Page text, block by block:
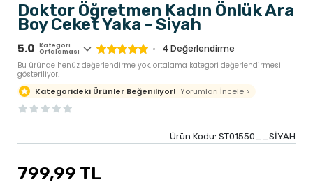
Doktor Öğretmen Kadın Önlük Ara
Boy Ceket Yaka - Siyah
5.0 Kategori
Ortalaması 4 Değerlendirme
Bu üründe henüz değerlendirme yok, ortalama kategori değerlendirmesi
gösteriliyor.
Kategorideki Ürünler Beğeniliyor! Yorumları İncele >
Ürün Kodu: ST01550__SİYAH
799,99 TL